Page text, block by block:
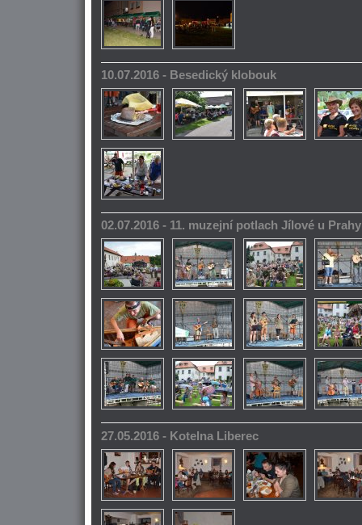
10.07.2016 - Besedický klobouk
02.07.2016 - 11. muzejní potlach Jílové u Prahy
27.05.2016 - Kotelna Liberec